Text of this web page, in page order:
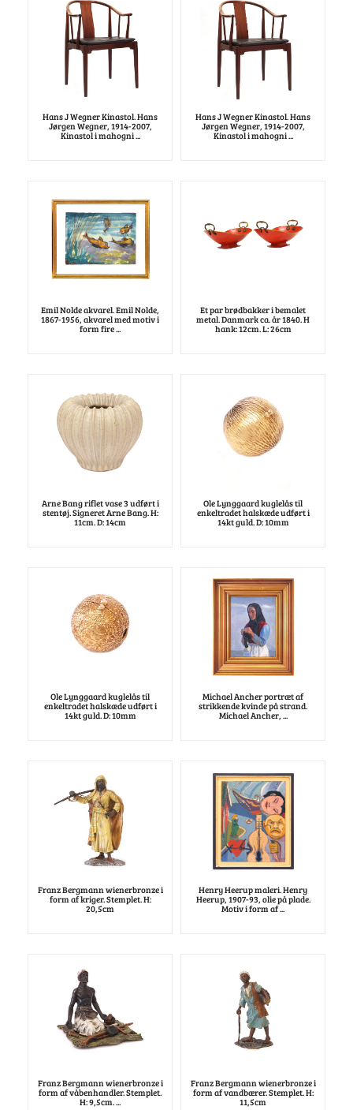
Hans J Wegner Kinastol. Hans
Jørgen Wegner, 1914-2007,
Kinastol i mahogni ...
Hans J Wegner Kinastol. Hans
Jørgen Wegner, 1914-2007,
Kinastol i mahogni ...
Emil Nolde akvarel. Emil Nolde,
1867-1956, akvarel med motiv i
form fire ...
Et par brødbakker i bemalet
metal. Danmark ca. år 1840. H
hank: 12cm. L: 26cm
Arne Bang riflet vase 3 udført i
stentøj. Signeret Arne Bang. H:
11cm. D: 14cm
Ole Lynggaard kuglelås til
enkeltradet halskæde udført i
14kt guld. D: 10mm
Ole Lynggaard kuglelås til
enkeltradet halskæde udført i
14kt guld. D: 10mm
Michael Ancher portræt af
strikkende kvinde på strand.
Michael Ancher, ...
Franz Bergmann wienerbronze i
form af kriger. Stemplet. H:
20,5cm
Henry Heerup maleri. Henry
Heerup, 1907-93, olie på plade.
Motiv i form af ...
Franz Bergmann wienerbronze i
form af våbenhandler. Stemplet.
H: 9,5cm. ...
Franz Bergmann wienerbronze i
form af vandbærer. Stemplet. H:
11,5cm